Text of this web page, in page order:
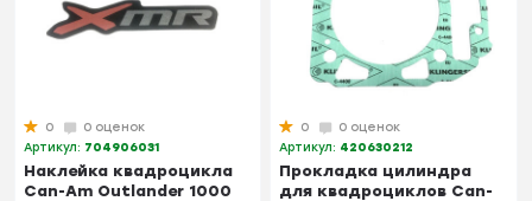
0
0 оценок
Артикул: 704906031
Наклейка квадроцикла
Can-Am Outlander 1000
0
0 оценок
Артикул: 420630212
Прокладка цилиндра
для квадроциклов Can-